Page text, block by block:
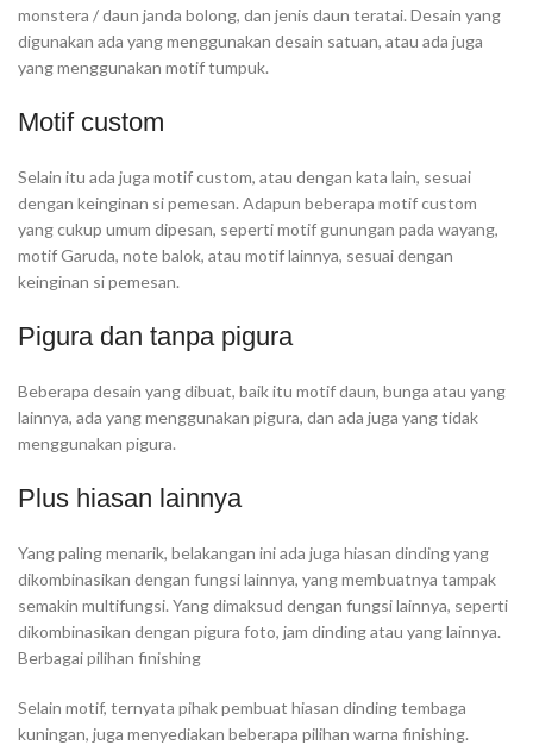
monstera / daun janda bolong, dan jenis daun teratai. Desain yang
digunakan ada yang menggunakan desain satuan, atau ada juga
yang menggunakan motif tumpuk.
Motif custom
Selain itu ada juga motif custom, atau dengan kata lain, sesuai
dengan keinginan si pemesan. Adapun beberapa motif custom
yang cukup umum dipesan, seperti motif gunungan pada wayang,
motif Garuda, note balok, atau motif lainnya, sesuai dengan
keinginan si pemesan.
Pigura dan tanpa pigura
Beberapa desain yang dibuat, baik itu motif daun, bunga atau yang
lainnya, ada yang menggunakan pigura, dan ada juga yang tidak
menggunakan pigura.
Plus hiasan lainnya
Yang paling menarik, belakangan ini ada juga hiasan dinding yang
dikombinasikan dengan fungsi lainnya, yang membuatnya tampak
semakin multifungsi. Yang dimaksud dengan fungsi lainnya, seperti
dikombinasikan dengan pigura foto, jam dinding atau yang lainnya.
Berbagai pilihan finishing
Selain motif, ternyata pihak pembuat hiasan dinding tembaga
kuningan, juga menyediakan beberapa pilihan warna finishing.